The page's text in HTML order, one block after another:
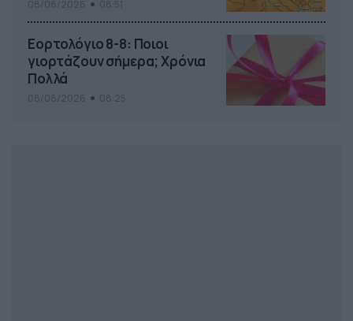
Εορτολόγιο 8-8: Ποιοι
γιορτάζουν σήμερα; Χρόνια
Πολλά